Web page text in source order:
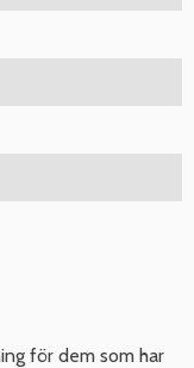
för dem som har